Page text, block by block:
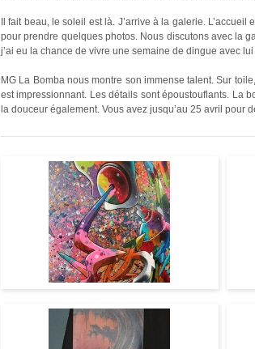
Il fait beau, le soleil est là. J’arrive à la galerie.
pour prendre quelques photos. Nous discutons avec la
j’ai eu la chance de vivre une semaine de dingue avec
MG La Bomba nous montre son immense talent. Sur
est impressionnant. Les détails sont époustouflants. La
la douceur également. Vous avez jusqu’au 25 avril pour